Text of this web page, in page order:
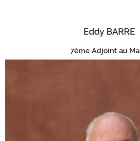
Eddy BARRE
7ème Adjoint au